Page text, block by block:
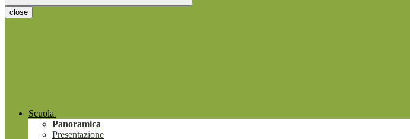
close
Scuola
Panoramica
Presentazione